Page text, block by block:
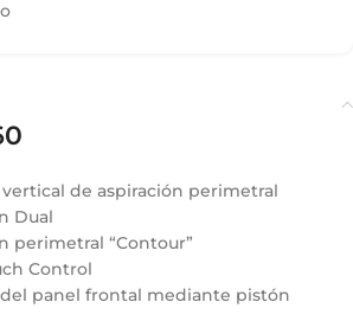
de aspiración perimetral
Dual
perimetral “Contour”
Control
panel frontal mediante pistón